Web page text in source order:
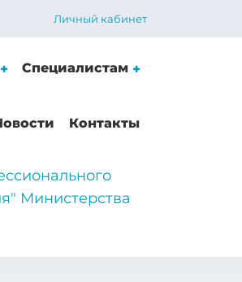
Личный кабинет
Специалистам
Контакты
Министерства